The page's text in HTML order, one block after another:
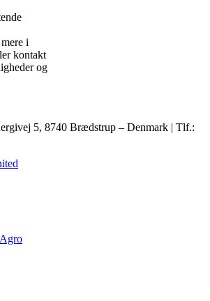
i
kontakt
og
5, 8740 Brædstrup – Denmark | Tlf.: